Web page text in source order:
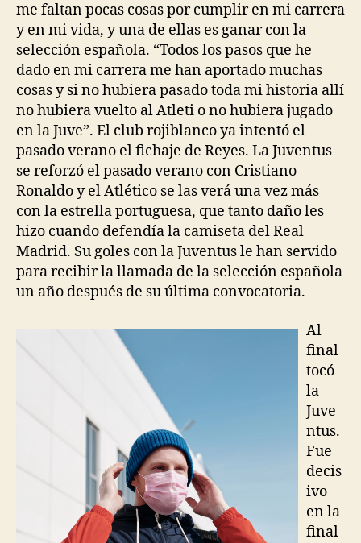
me faltan pocas cosas por cumplir en mi carrera
y en mi vida, y una de ellas es ganar con la
selección española. “Todos los pasos que he
dado en mi carrera me han aportado muchas
cosas y si no hubiera pasado toda mi historia allí
no hubiera vuelto al Atleti o no hubiera jugado
en la Juve”. El club rojiblanco ya intentó el
pasado verano el fichaje de Reyes. La Juventus
se reforzó el pasado verano con Cristiano
Ronaldo y el Atlético se las verá una vez más
con la estrella portuguesa, que tanto daño les
hizo cuando defendía la camiseta del Real
Madrid. Su goles con la Juventus le han servido
para recibir la llamada de la selección española
un año después de su última convocatoria.
Al
final
tocó
la
Juve
ntus.
Fue
decis
ivo
en la
final